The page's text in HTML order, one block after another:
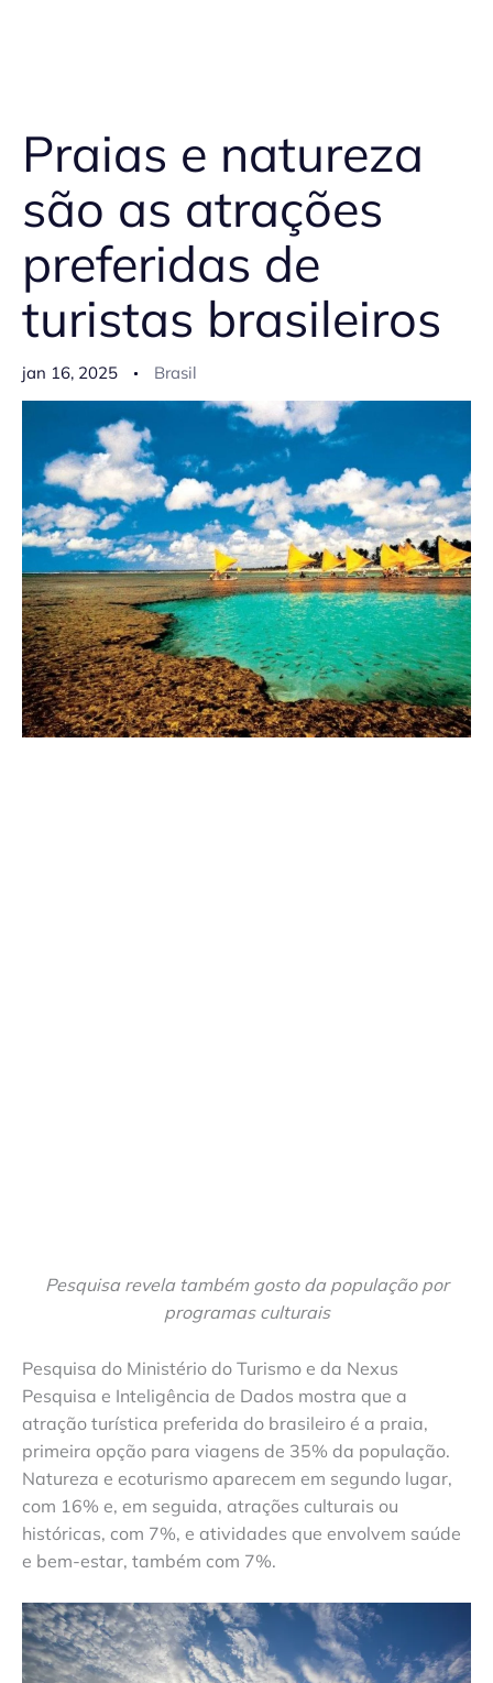
Praias e natureza
são as atrações
preferidas de
turistas brasileiros
jan 16, 2025 Brasil
Pesquisa revela também gosto da população por
programas culturais
Pesquisa do Ministério do Turismo e da Nexus
Pesquisa e Inteligência de Dados mostra que a
atração turística preferida do brasileiro é a praia,
primeira opção para viagens de 35% da população.
Natureza e ecoturismo aparecem em segundo lugar,
com 16% e, em seguida, atrações culturais ou
históricas, com 7%, e atividades que envolvem saúde
e bem-estar, também com 7%.